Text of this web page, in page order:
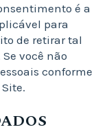
é a
para
de retirar tal
você não
conforme